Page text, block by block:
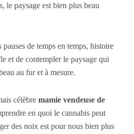
le paysage est bien plus beau
de temps en temps, histoire
et de contempler le paysage qui
au fur et à mesure.
célèbre mamie vendeuse de
en quoi le cannabis peut
des noix est pour nous bien plus